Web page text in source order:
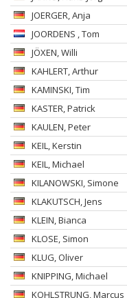
JOERGER, Anja
JOORDENS , Tom
JÖXEN, Willi
KAHLERT, Arthur
KAMINSKI, Tim
KASTER, Patrick
KAULEN, Peter
KEIL, Kerstin
KEIL, Michael
KILANOWSKI, Simone
KLAKUTSCH, Jens
KLEIN, Bianca
KLOSE, Simon
KLUG, Oliver
KNIPPING, Michael
KOHLSTRUNG, Marcus